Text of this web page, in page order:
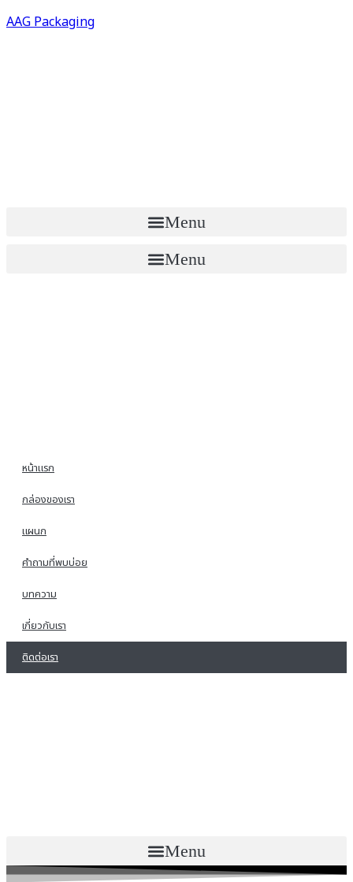
AAG Packaging
Menu
Menu
หน้าแรก
กล่องของเรา
แผนก
คำถามที่พบบ่อย
บทความ
เกี่ยวกับเรา
ติดต่อเรา
Menu